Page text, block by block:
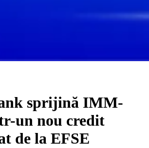
sprijină IMM-
un nou credit
de la EFSE